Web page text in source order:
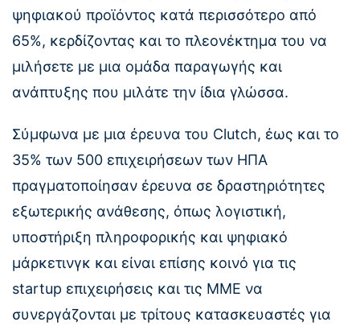
ψηφιακού προϊόντος κατά περισσότερο από
65%, κερδίζοντας και το πλεονέκτημα του να
μιλήσετε με μια ομάδα παραγωγής και
ανάπτυξης που μιλάτε την ίδια γλώσσα.
Σύμφωνα με μια έρευνα του Clutch, έως και το
35% των 500 επιχειρήσεων των ΗΠΑ
πραγματοποίησαν έρευνα σε δραστηριότητες
εξωτερικής ανάθεσης, όπως λογιστική,
υποστήριξη πληροφορικής και ψηφιακό
μάρκετινγκ και είναι επίσης κοινό για τις
startup επιχειρήσεις και τις ΜΜΕ να
συνεργάζονται με τρίτους κατασκευαστές για